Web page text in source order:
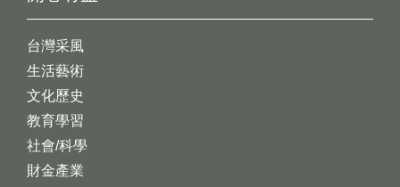
台灣采風
生活藝術
文化歷史
教育學習
社會/科學
財金產業